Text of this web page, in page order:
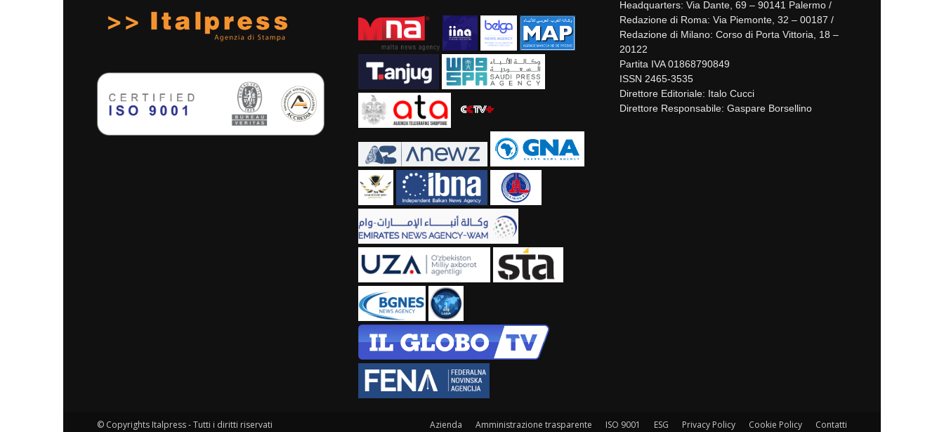
Headquarters: Via Dante, 69 – 90141 Palermo /
Redazione di Roma: Via Piemonte, 32 – 00187 /
Redazione di Milano: Corso di Porta Vittoria, 18 –
20122
Partita IVA 01868790849
ISSN 2465-3535
Direttore Editoriale: Italo Cucci
Direttore Responsabile: Gaspare Borsellino
Azienda Amministrazione trasparente ISO 9001 ESG Privacy Policy Cookie Policy Contatti
© Copyrights Italpress - Tutti i diritti riservati